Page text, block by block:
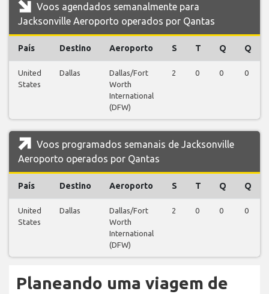
Voos agendados semanalmente para
Jacksonville Aeroporto operados por Qantas
País Destino Aeroporto S T Q Q
United
States
Dallas
Dallas/Fort
Worth
International
(DFW)
2 0 0 0
Voos programados semanais de Jacksonville
Aeroporto operados por Qantas
País Destino Aeroporto S T Q Q
United
States
Dallas
Dallas/Fort
Worth
International
(DFW)
2 0 0 0
Planeando uma viagem de